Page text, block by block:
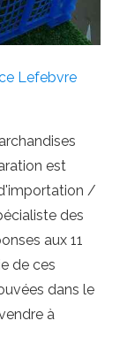
Lefebvre
est
/
des
aux 11
de ces
dans le
à